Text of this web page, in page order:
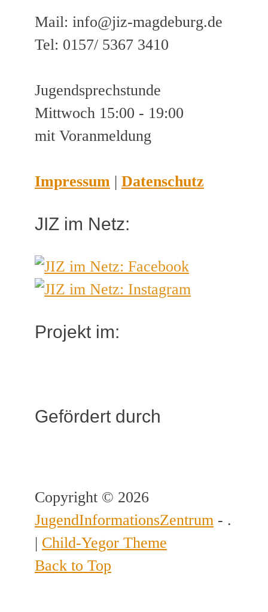
Mail: info@jiz-magdeburg.de
Tel: 0157/ 5367 3410
Jugendsprechstunde
Mittwoch 15:00 - 19:00
mit Voranmeldung
Impressum | Datenschutz
JIZ im Netz:
Projekt im:
Gefördert durch
Copyright © 2026
JugendInformationsZentrum - .
| Child-Yegor Theme
Back to Top